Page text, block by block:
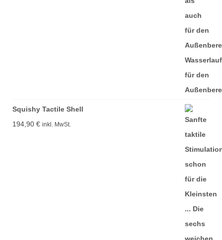
Squishy Tactile Shell
194,90 € inkl. MwSt.